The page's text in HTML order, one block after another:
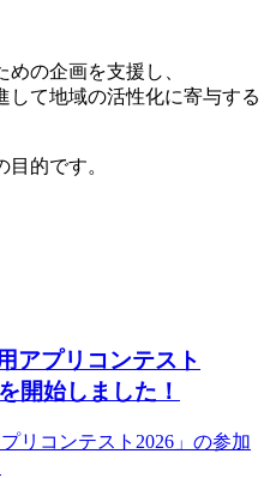
の企画を支援し、
して地域の活性化に寄与する
的です。
アプリコンテスト
開始しました！
リコンテスト2026」の参加